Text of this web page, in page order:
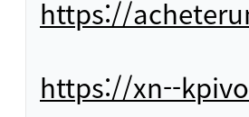
https://
https://xn--